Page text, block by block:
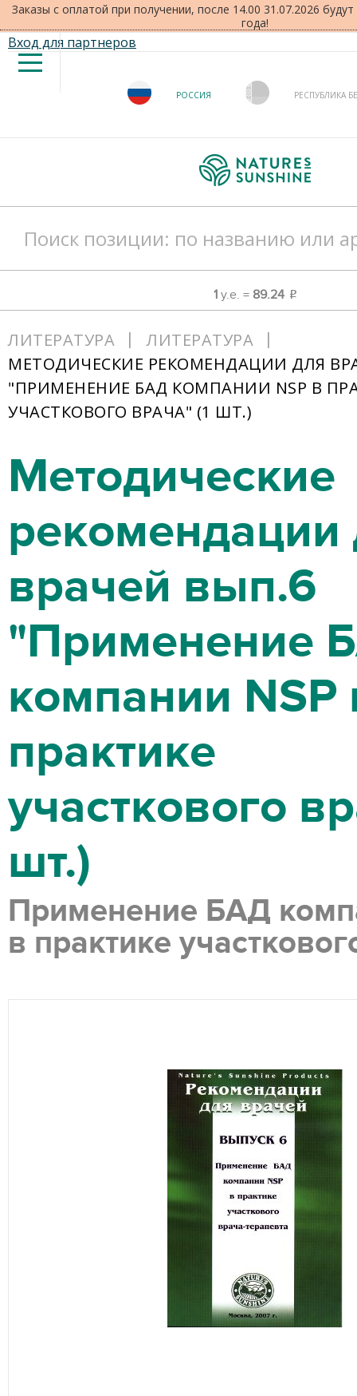
Заказы с оплатой при получении, после 14.00 31.07.2026
года!
Вход для партнеров
РОССИЯ РЕСПУБЛИКА
1 у.е. = 89.24 o
ЛИТЕРАТУРА
ЛИТЕРАТУРА
МЕТОДИЧЕСКИЕ РЕКОМЕНДАЦИИ ДЛЯ
"ПРИМЕНЕНИЕ БАД КОМПАНИИ NSP В
УЧАСТКОВОГО ВРАЧА" (1 ШТ.)
Методические
рекомендации
врачей вып.6
"Применение
компании NSP
практике
участкового
шт.)
Применение БАД
в практике